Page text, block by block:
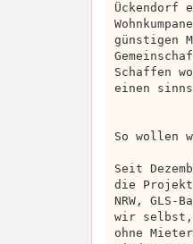
Ückendorf
günstigen
Schaffen
einen
So wollen
Seit
die
NRW,
wir selbst,
ohne